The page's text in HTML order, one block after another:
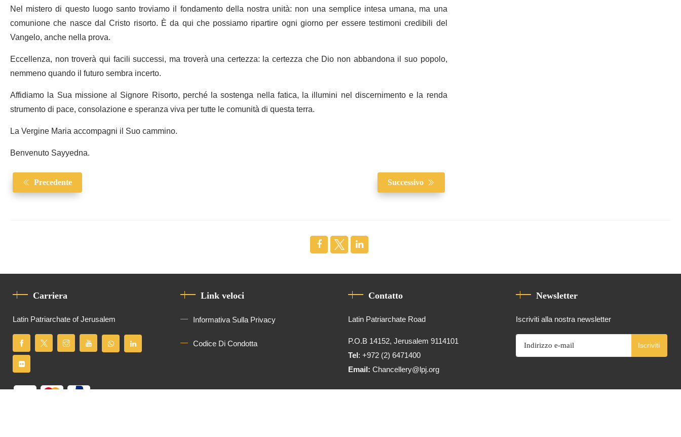
Nel mistero di questo luogo santo troviamo il fondamento della nostra unità: non una semplice intesa umana, ma una
comunione che nasce dal Cristo risorto. È da qui che possiamo ripartire ogni giorno per essere testimoni credibili del
Vangelo, anche nella prova.
Eccellenza, non troverà qui facili successi, ma troverà una certezza: la certezza che Dio non abbandona il suo popolo,
nemmeno quando il futuro sembra incerto.
Affidiamo la Sua missione al Signore Risorto, perché la sostenga nella fatica, la illumini nel discernimento e la renda
strumento di pace, consolazione e speranza viva per tutte le comunità di questa terra.
La Vergine Maria accompagni il Suo cammino.
Benvenuto Sayyedna.
Precedente Successivo
Carriera
Latin Patriarchate of Jerusalem
Link veloci
Informativa Sulla Privacy
Codice Di Condotta
Contatto
Latin Patriarchate Road
P.O.B 14152, Jerusalem 9114101
Tel: +972 (2) 6471400
Email:Chancellery@lpj.org
Newsletter
Iscriviti alla nostra newsletter
Iscriviti